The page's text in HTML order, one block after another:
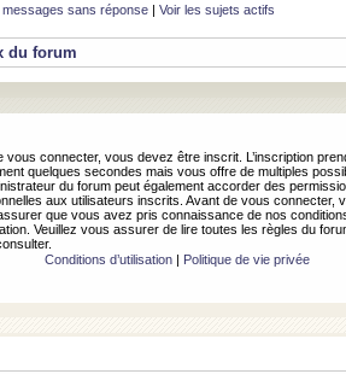
messages sans réponse | Voir les sujets actifs
du forum
vous connecter, vous devez être inscrit. L’inscription
quelques secondes mais vous offre de multiples
du forum peut également accorder des
aux utilisateurs inscrits. Avant de vous connecter,
que vous avez pris connaissance de nos
Veuillez vous assurer de lire toutes les règles du
Conditions d’utilisation| Politique de vie privée